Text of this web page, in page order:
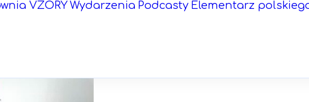
VZORY Wydarzenia Podcasty Elementarz